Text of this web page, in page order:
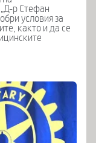
р Стефан
условия за
както и да се